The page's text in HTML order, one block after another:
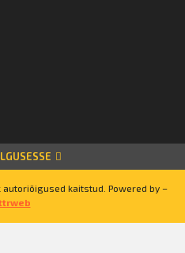
kaitstud. Powered by –